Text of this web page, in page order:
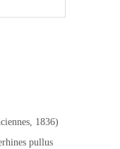
1836)
pullus